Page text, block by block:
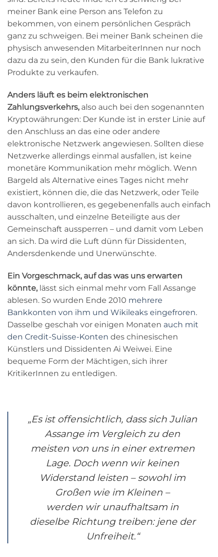
meiner Bank eine Person ans Telefon zu
bekommen, von einem persönlichen Gespräch
ganz zu schweigen. Bei meiner Bank scheinen die
physisch anwesenden MitarbeiterInnen nur noch
dazu da zu sein, den Kunden für die Bank lukrative
Produkte zu verkaufen.
Anders läuft es beim elektronischen
Zahlungsverkehrs, also auch bei den sogenannten
Kryptowährungen: Der Kunde ist in erster Linie auf
den Anschluss an das eine oder andere
elektronische Netzwerk angewiesen. Sollten diese
Netzwerke allerdings einmal ausfallen, ist keine
monetäre Kommunikation mehr möglich. Wenn
Bargeld als Alternative eines Tages nicht mehr
existiert, können die, die das Netzwerk, oder Teile
davon kontrollieren, es gegebenenfalls auch einfach
ausschalten, und einzelne Beteiligte aus der
Gemeinschaft aussperren – und damit vom Leben
an sich. Da wird die Luft dünn für Dissidenten,
Andersdenkende und Unerwünschte.
Ein Vorgeschmack, auf das was uns erwarten
könnte, lässt sich einmal mehr vom Fall Assange
ablesen. So wurden Ende 2010 mehrere
Bankkonten von ihm und Wikileaks eingefroren.
Dasselbe geschah vor einigen Monaten auch mit
den Credit-Suisse-Konten des chinesischen
Künstlers und Dissidenten Ai Weiwei. Eine
bequeme Form der Mächtigen, sich ihrer
KritikerInnen zu entledigen.
„Es ist offensichtlich, dass sich Julian
Assange imVergleich zu den
meisten von uns in einer extremen
Lage. Doch wenn wir keinen
Widerstand leisten – sowohl im
Großen wie im Kleinen –
werden wir unaufhaltsam in
dieselbe Richtung treiben: jene der
Unfreiheit.“